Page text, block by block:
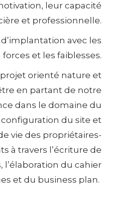
leur capacité
et professionnelle.
avec les
forces et les faiblesses.
orienté nature et
en partant de notre
dans le domaine du
du site et
vie des propriétaires-
à travers l’écriture de
l’élaboration du cahier
et du business plan.